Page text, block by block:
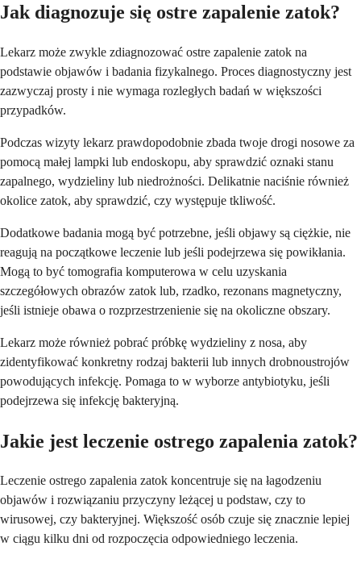
Jak diagnozuje się ostre zapalenie zatok?
Lekarz może zwykle zdiagnozować ostre zapalenie zatok na
podstawie objawów i badania fizykalnego. Proces diagnostyczny jest
zazwyczaj prosty i nie wymaga rozległych badań w większości
przypadków.
Podczas wizyty lekarz prawdopodobnie zbada twoje drogi nosowe za
pomocą małej lampki lub endoskopu, aby sprawdzić oznaki stanu
zapalnego, wydzieliny lub niedrożności. Delikatnie naciśnie również
okolice zatok, aby sprawdzić, czy występuje tkliwość.
Dodatkowe badania mogą być potrzebne, jeśli objawy są ciężkie, nie
reagują na początkowe leczenie lub jeśli podejrzewa się powikłania.
Mogą to być tomografia komputerowa w celu uzyskania
szczegółowych obrazów zatok lub, rzadko, rezonans magnetyczny,
jeśli istnieje obawa o rozprzestrzenienie się na okoliczne obszary.
Lekarz może również pobrać próbkę wydzieliny z nosa, aby
zidentyfikować konkretny rodzaj bakterii lub innych drobnoustrojów
powodujących infekcję. Pomaga to w wyborze antybiotyku, jeśli
podejrzewa się infekcję bakteryjną.
Jakie jest leczenie ostrego zapalenia zatok?
Leczenie ostrego zapalenia zatok koncentruje się na łagodzeniu
objawów i rozwiązaniu przyczyny leżącej u podstaw, czy to
wirusowej, czy bakteryjnej. Większość osób czuje się znacznie lepiej
w ciągu kilku dni od rozpoczęcia odpowiedniego leczenia.